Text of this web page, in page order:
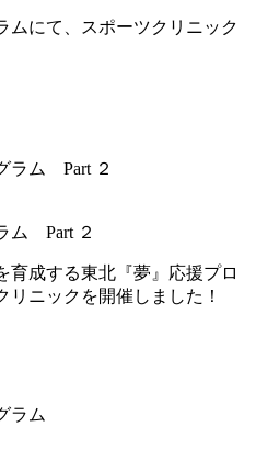
ムにて、スポーツクリニック
ム Part ２
育成する東北『夢』応援プロ
リニックを開催しました！